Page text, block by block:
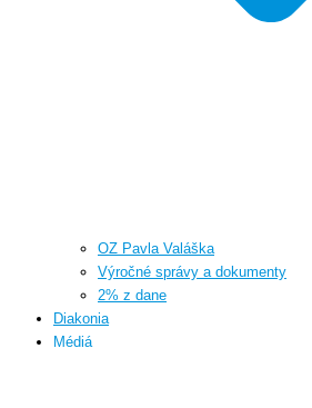
OZ Pavla Valáška
Výročné správy a dokumenty
2% z dane
Diakonia
Médiá